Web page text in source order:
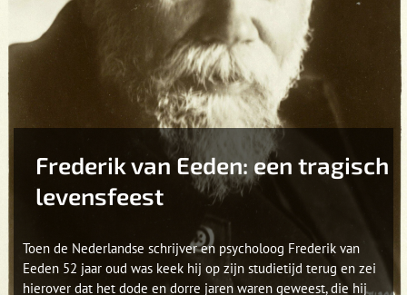
Frederik van Eeden: een tragisch
levensfeest
Toen de Nederlandse schrijver en psycholoog Frederik van
Eeden 52 jaar oud was keek hij op zijn studietijd terug en zei
hierover dat het dode en dorre jaren waren geweest, die hij